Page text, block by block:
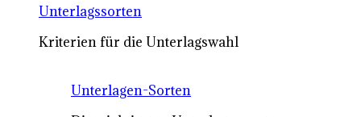
Unterlagssorten
Kriterien für die Unterlagswahl
Unterlagen-Sorten